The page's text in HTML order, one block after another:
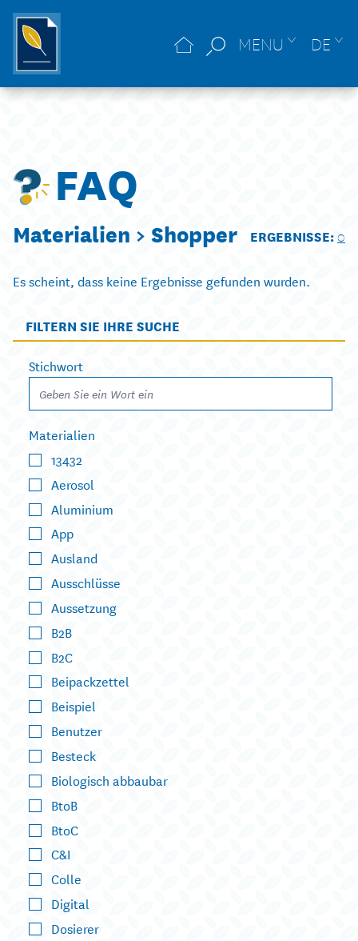
MENU DE
FAQ
Materialien > Shopper ERGEBNISSE:0
Es scheint, dass keine Ergebnisse gefunden wurden.
FILTERN SIE IHRE SUCHE
Stichwort
Materialien
13432
Aerosol
Aluminium
App
Ausland
Ausschlüsse
Aussetzung
B2B
B2C
Beipackzettel
Beispiel
Benutzer
Besteck
Biologisch abbaubar
BtoB
BtoC
C&I
Colle
Digital
Dosierer